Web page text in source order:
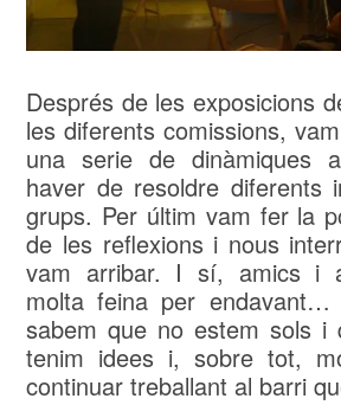
Després de les exposicions
les diferents comissions,
una serie de dinàmiques
haver de resoldre diferents
grups. Per últim vam fer la
de les reflexions i nous
vam arribar. I sí, amics i
molta feina per endavant…
sabem que no estem sols i
tenim idees i, sobre tot,
continuar treballant al barri